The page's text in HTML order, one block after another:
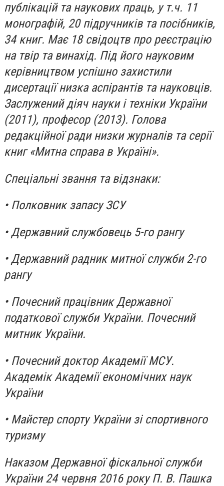
публікацій та наукових праць, у т.ч. 11
монографій, 20 підручників та посібників,
34 книг. Має 18 свідоцтв про реєстрацію
на твір та винахід. Під його науковим
керівництвом успішно захистили
дисертації низка аспірантів та науковців.
Заслужений діяч науки і техніки України
(2011), професор (2013). Голова
редакційної ради низки журналів та серії
книг «Митна справа в Україні».
Спеціальні звання та відзнаки:
• Полковник запасу ЗСУ
• Державний службовець 5-го рангу
• Державний радник митної служби 2-го
рангу
• Почесний працівник Державної
податкової служби України. Почесний
митник України.
• Почесний доктор Академії МСУ.
Академік Академії економічних наук
України
• Майстер спорту України зі спортивного
туризму
Наказом Державної фіскальної служби
України 24 червня 2016 року П. В. Пашка